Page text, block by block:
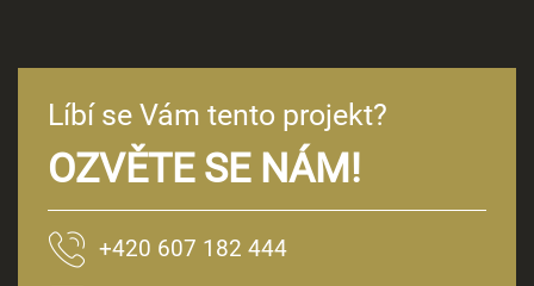
Líbí se Vám tento projekt?
OZVĚTE SE NÁM!
+420 607 182 444